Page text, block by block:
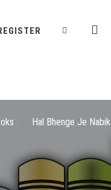
Hal Bhenge Je Nabik